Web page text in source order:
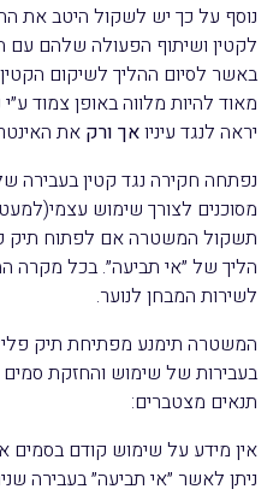
נוסף על כך יש לשקול היטב את
לקטין ושיתוף הפעולה שלהם עם
באשר לסיום ההליך לשיקום
מאוד להיות מלווה באופן צמוד
יראה לנגד עיניואך ורק את
נפתחה חקירה נגד קטין בעבירה
מסוכנים לצורך שימוש
תשקול המשטרה אם לפתוח תיק
הליך של ״אי תביעה״. בכל מקרה
לשירות המבחן לנוער.
המשטרה תימנע מפתיחת תיק
בעבירות של שימוש והחזקת
תנאים מצטברים:
אין מידע על שימוש קודם בסמים
ניתן לאשר ״אי תביעה״ בעבירה